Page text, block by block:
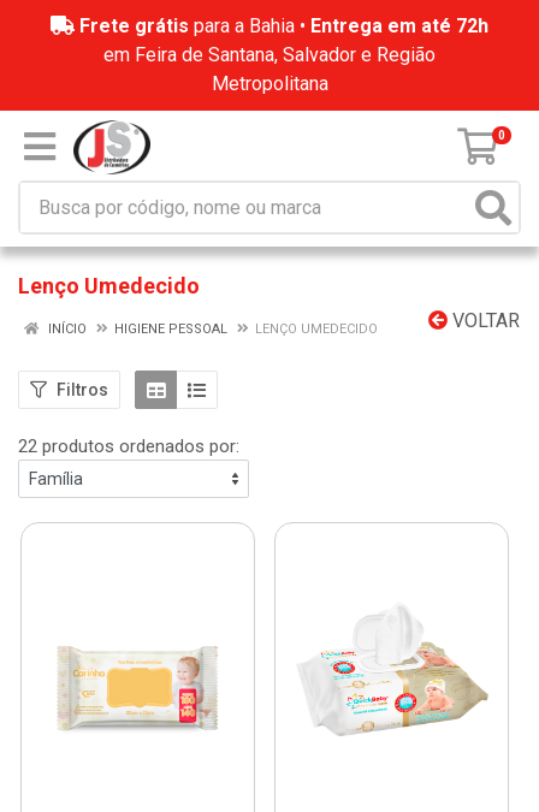
Frete grátis para a Bahia • Entrega em até 72h
em Feira de Santana, Salvador e Região
Metropolitana
0
Lenço Umedecido
VOLTAR
INÍCIO HIGIENE PESSOAL LENÇO UMEDECIDO
Filtros
22 produtos ordenados por: